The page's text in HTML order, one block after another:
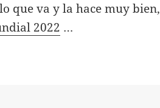
que va y la hace muy bien,
2022 …